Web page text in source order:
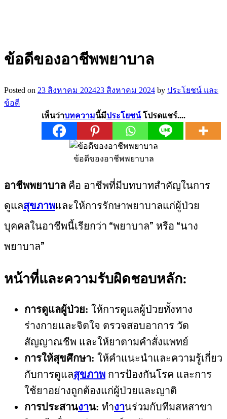
ข้อดีของอาชีพพยาบาล
Posted on 23 สิงหาคม 202423 สิงหาคม 2024 by ประโยชน์ และ
ข้อดี
เห็นว่าบทความนี้มีประโยชน์โปรดแชร์....
ข้อดีของอาชีพพยาบาล
อาชีพพยาบาลคือ อาชีพที่มีบทบาทสำคัญในการ
ดูแลสุขภาพและให้การรักษาพยาบาลแก่ผู้ป่วย
บุคคลในอาชีพนี้เรียกว่า “พยาบาล” หรือ “นาง
พยาบาล”
หน้าที่และความรับผิดชอบหลัก:
การดูแลผู้ป่วย: ให้การดูแลผู้ป่วยทั้งทาง
ร่างกายและจิตใจ ตรวจสอบอาการ วัด
สัญญาณชีพ และให้ยาตามคำสั่งแพทย์
การให้สุขศึกษา: ให้คำแนะนำและความรู้เกี่ยว
กับการดูแลสุขภาพ การป้องกันโรค และการ
ใช้ยาอย่างถูกต้องแก่ผู้ป่วยและญาติ
การประสานงาน: ทำงานร่วมกับทีมสหสาขา